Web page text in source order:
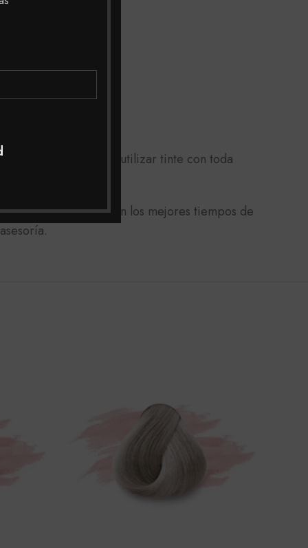
puedes utilizar tinte con toda
a toda Colombia con los mejores tiempos de